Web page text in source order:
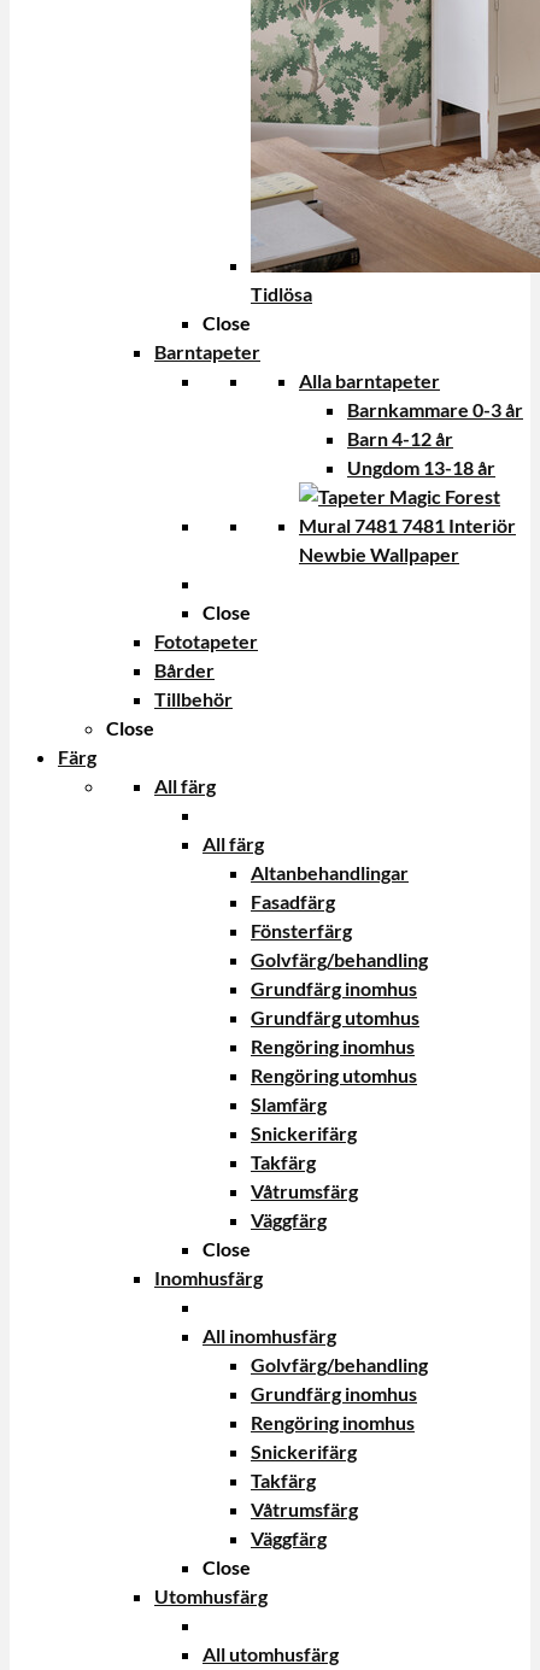
Tidlösa
Close
Barntapeter
Alla barntapeter
Barnkammare 0-3 år
Barn 4-12 år
Ungdom 13-18 år
Newbie Wallpaper
Close
Fototapeter
Bårder
Tillbehör
Close
Färg
All färg
All färg
Altanbehandlingar
Fasadfärg
Fönsterfärg
Golvfärg/behandling
Grundfärg inomhus
Grundfärg utomhus
Rengöring inomhus
Rengöring utomhus
Slamfärg
Snickerifärg
Takfärg
Våtrumsfärg
Väggfärg
Close
Inomhusfärg
All inomhusfärg
Golvfärg/behandling
Grundfärg inomhus
Rengöring inomhus
Snickerifärg
Takfärg
Våtrumsfärg
Väggfärg
Close
Utomhusfärg
All utomhusfärg